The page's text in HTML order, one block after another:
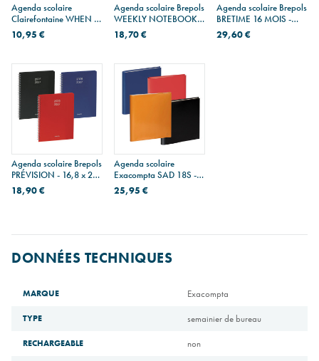
Agenda scolaire
Clairefontaine WHEN 21
- 21 x 29,7 cm - 1
semaine sur 2 pages
10,95 €
Agenda scolaire Brepols
WEEKLY NOTEBOOK
16 MOIS - 14,8 x 21 cm -
1 semaine par page +
18,70 €
Agenda scolaire Brepols
BRETIME 16 MOIS -
14,8 x 21 cm - 1 semaine
sur 2 pages
29,60 €
Agenda scolaire Brepols
PRÉVISION - 16,8 x 22
cm - 1 semaine sur 2
pages
18,90 €
Agenda scolaire
Exacompta SAD 18S -
16 MOIS - 15 x 17 cm - 1
semaine sur 2 pages
25,95 €
DONNÉES TECHNIQUES
MARQUE Exacompta
TYPE semainier de bureau
RECHARGEABLE non